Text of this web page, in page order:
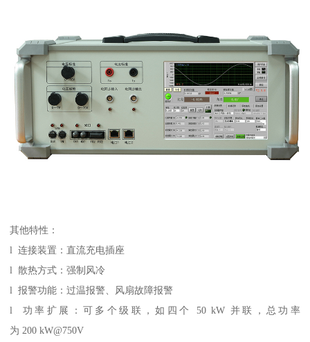
其他特性：
l 连接装置：直流充电插座
l 散热方式：强制风冷
l 报警功能：过温报警、风扇故障报警
l 功率扩展：可多个级联，如四个 50 kW 并联，总功率
为 200 kW@750V